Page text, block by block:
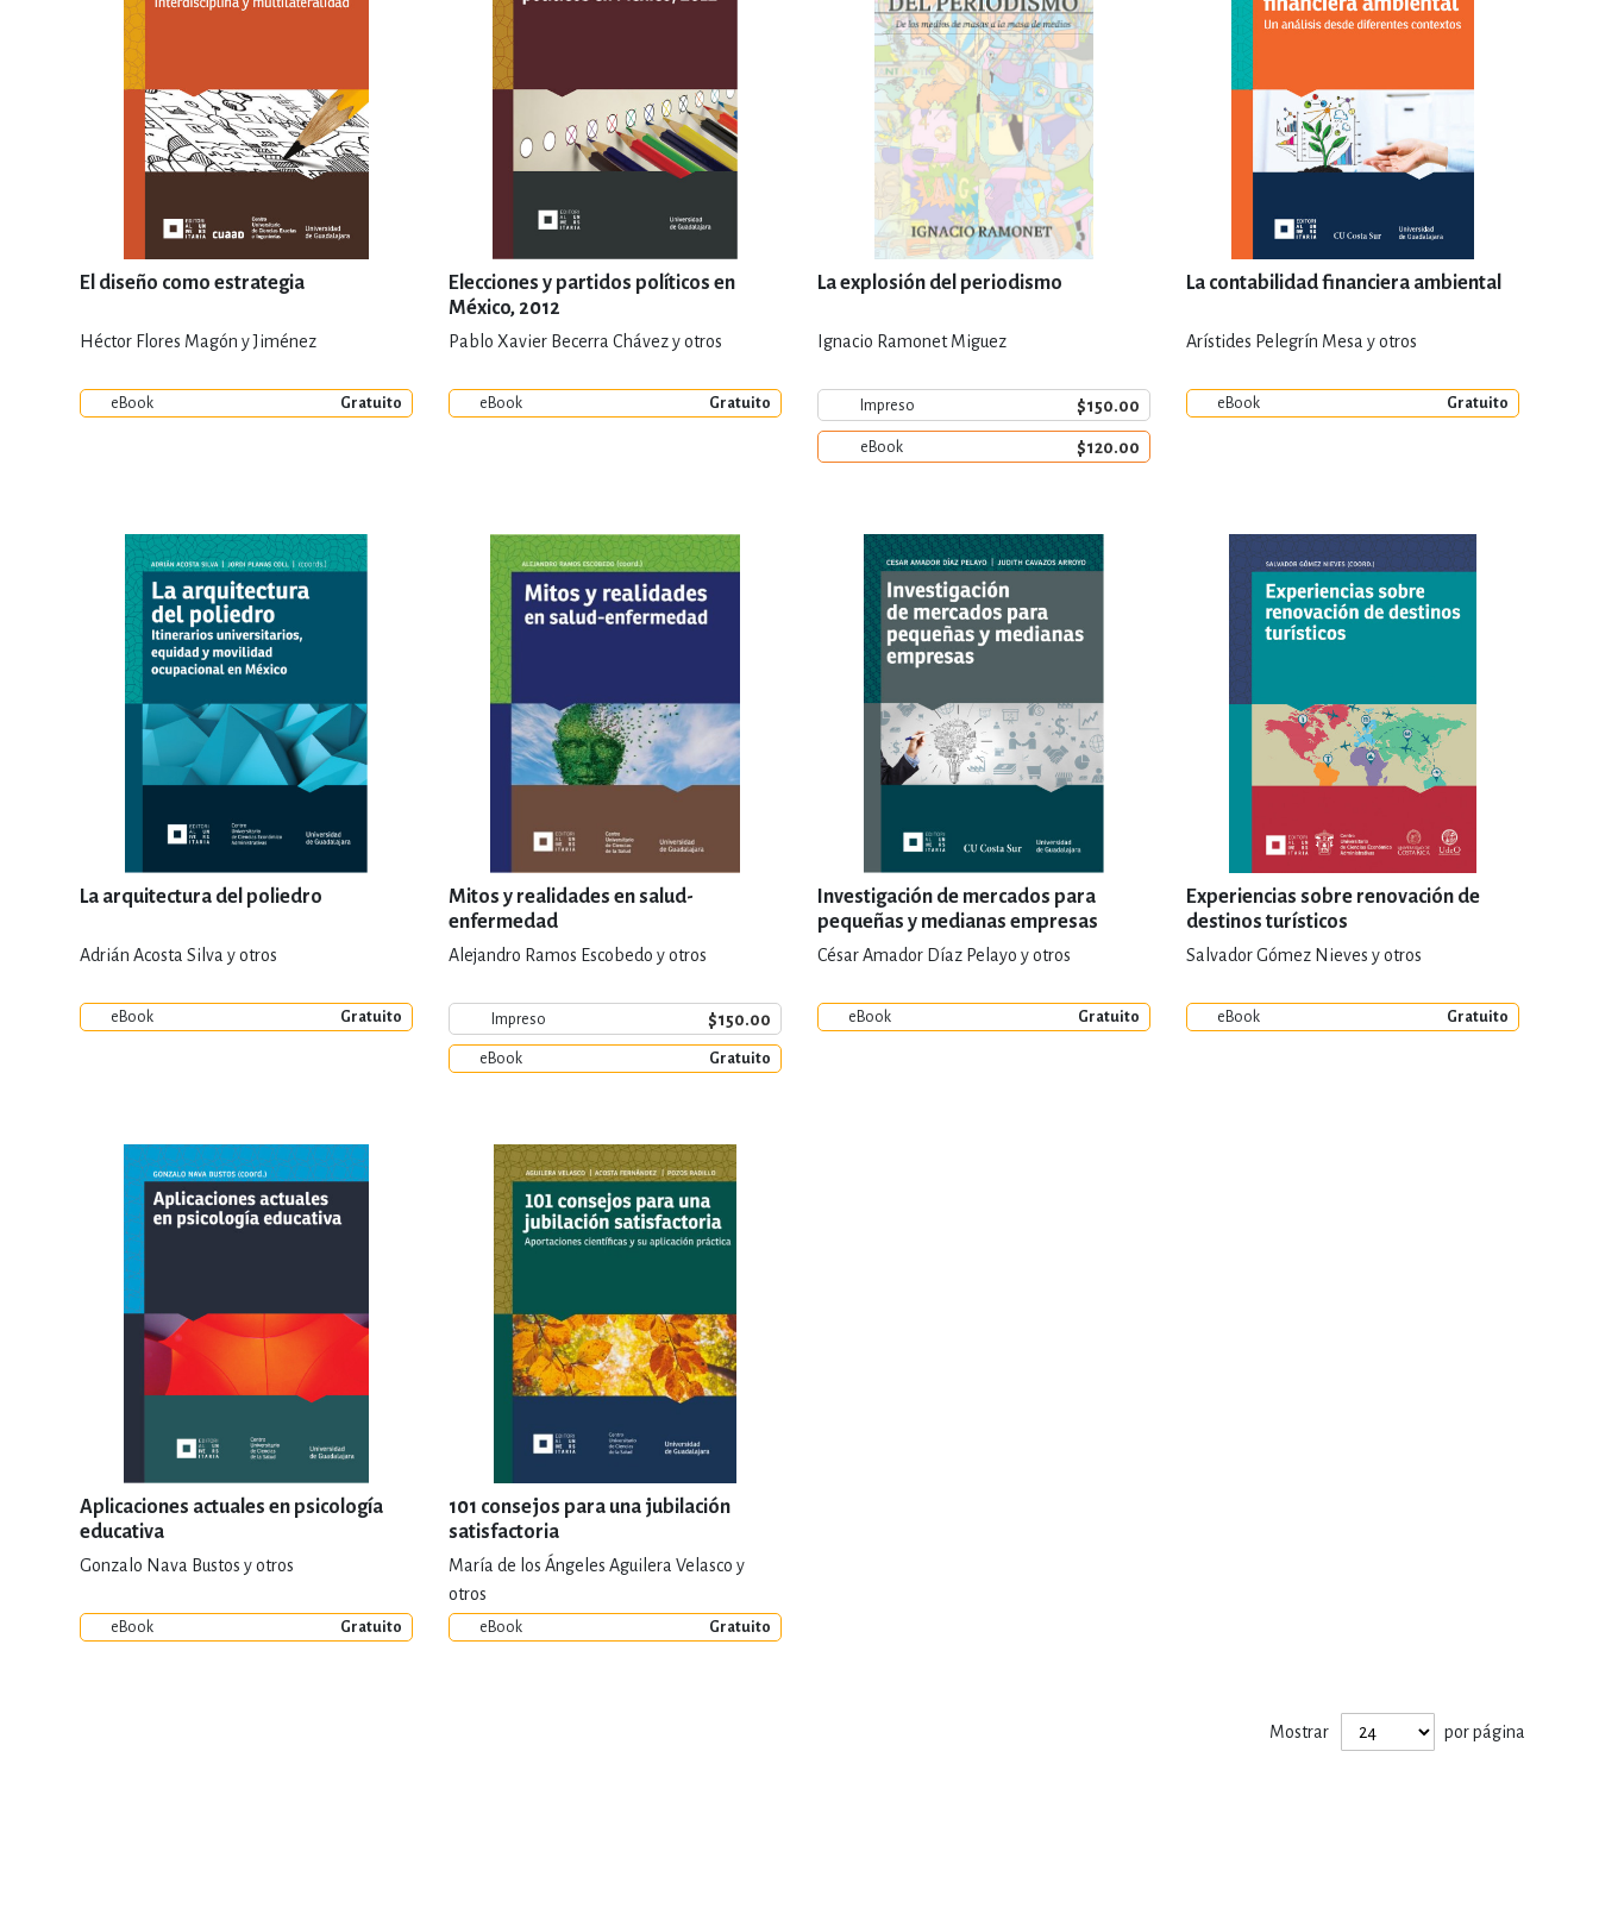
El diseño como estrategia
Héctor Flores Magón y Jiménez
eBook Gratuito
Elecciones y partidos políticos en
México, 2012
Pablo Xavier Becerra Chávez y otros
eBook Gratuito
La explosión del periodismo
Ignacio Ramonet Miguez
Impreso $150.00
eBook $120.00
La contabilidad financiera ambiental
Arístides Pelegrín Mesa y otros
eBook Gratuito
La arquitectura del poliedro
Adrián Acosta Silva y otros
eBook Gratuito
Mitos y realidades en salud-
enfermedad
Alejandro Ramos Escobedo y otros
Impreso $150.00
eBook Gratuito
Investigación de mercados para
pequeñas y medianas empresas
César Amador Díaz Pelayo y otros
eBook Gratuito
Experiencias sobre renovación de
destinos turísticos
Salvador Gómez Nieves y otros
eBook Gratuito
Aplicaciones actuales en psicología
educativa
Gonzalo Nava Bustos y otros
eBook Gratuito
101 consejos para una jubilación
satisfactoria
María de los Ángeles Aguilera Velasco y
otros
eBook Gratuito
Mostrar por página